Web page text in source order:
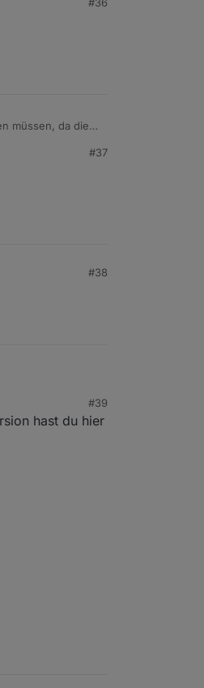
müssen, da die
#37
#38
#39
hast du hier